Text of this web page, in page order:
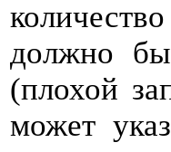
должно
(плохой
может